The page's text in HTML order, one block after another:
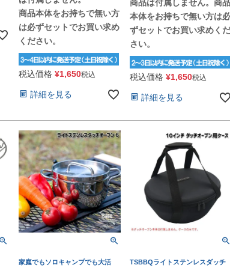
商品本体をお持ちで無い方
は必ずセットでお買い求め
ください。
税込価格 ¥1,650税込
詳細を見る
商品は付属しません。商品
本体をお持ちで無い方は
ずセットでお買い求めく
さい。
税込価格 ¥1,650税込
詳細を見る
家庭でもソロキャンプでも大活
TSBBQライトステンレスダッチ